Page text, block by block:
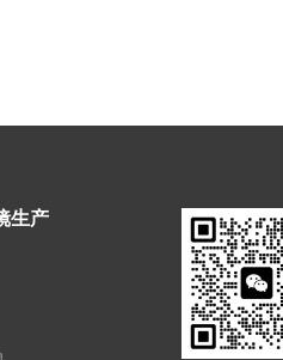
生产